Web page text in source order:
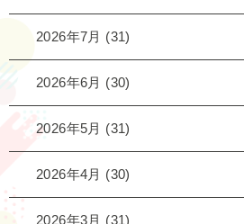
2026年7月 (31)
2026年6月 (30)
2026年5月 (31)
2026年4月 (30)
2026年3月 (31)